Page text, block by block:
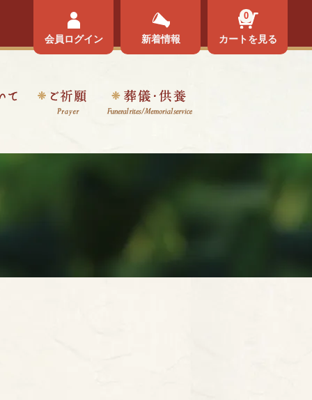
会員ログイン 新着情報 カートを見る
0